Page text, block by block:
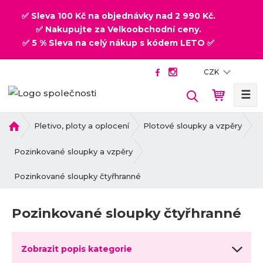
✅ Sleva 100 Kč na objednávky nad 2 990 Kč.
✅ Nakupujte za Velkoobchodní ceny.
✅ 5 % Sleva na celý nákup s kódem LETO ✅
CZK
h
☰
o
n
t
n
Pletivo, ploty a oplocení Plotové sloupky a vzpěry
Pozinkované sloupky a vzpěry
Pozinkované sloupky čtyřhranné
Pozinkované sloupky čtyřhranné
Zobrazit popis kategorie